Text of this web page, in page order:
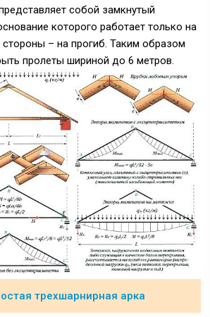
собой замкнутый
которого работает только на
стороны – на прогиб. Таким образом
пролеты шириной до 6 метров.
трехшарнирная арка